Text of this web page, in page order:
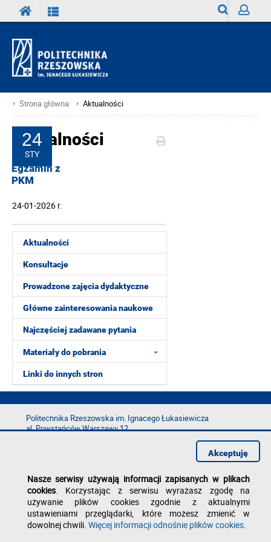
Strona główna Aktualności
Aktualności
Konsultacje
Prowadzone zajęcia dydaktyczne
Główne zainteresowania naukowe
Najczęściej zadawane pytania
Materiały do pobrania
Linki do innych stron
Aktualności
24
STY
Egzamin z
PKM
24-01-2026 r.
Politechnika Rzeszowska im. Ignacego Łukasiewicza
al. Powstańców Warszawy 12
e-mail:kancelaria@prz.edu.pl
Deklaracja dostępności
Polityka prywatności
Zgłoś błąd na stronie
Nasze serwisy używają informacji zapisanych w plikach
cookies. Korzystając z serwisu wyrażasz zgodę na
używanie plików cookies zgodnie z aktualnymi
ustawieniami przeglądarki, które możesz zmienić w
dowolnej chwili. Więcej informacji odnośnie plików cookies.
Akceptuję